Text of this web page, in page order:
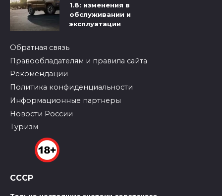
1.8: изменения в
обслуживании и
эксплуатации
Обратная связь
Правообладателям и правила сайта
Рекомендации
Политика конфиденциальности
Информационные партнеры
Новости России
Туризм
СССР